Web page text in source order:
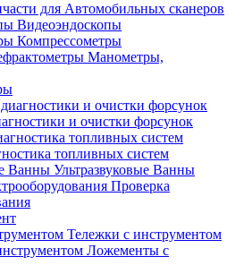
для Автомобильных сканеров
Видеоэндоскопы
Компрессометры
Манометры,
и очистки форсунок
топливных систем
Ультразвуковые Ванны
Проверка
Тележки с инструментом
Ложементы с